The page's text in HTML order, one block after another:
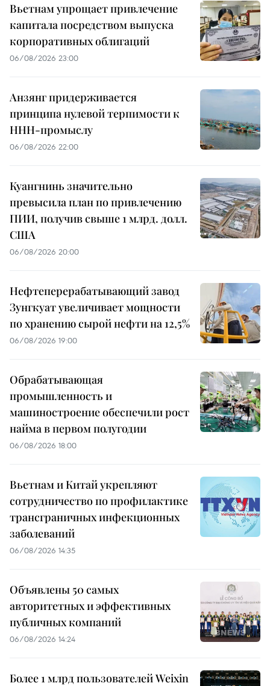
Вьетнам упрощает привлечение
капитала посредством выпуска
корпоративных облигаций
06/08/2026 23:00
Анзянг придерживается
принципа нулевой терпимости к
ННН-промыслу
06/08/2026 22:00
Куангнинь значительно
превысила план по привлечению
ПИИ, получив свыше 1 млрд. долл.
США
06/08/2026 20:00
Нефтеперерабатывающий завод
Зунгкуат увеличивает мощности
по хранению сырой нефти на 12,5%
06/08/2026 19:00
Обрабатывающая
промышленность и
машиностроение обеспечили рост
найма в первом полугодии
06/08/2026 18:00
Вьетнам и Китай укрепляют
сотрудничество по профилактике
трансграничных инфекционных
заболеваний
06/08/2026 14:35
Объявлены 50 самых
авторитетных и эффективных
публичных компаний
06/08/2026 14:24
Более 1 млрд пользователей Weixin